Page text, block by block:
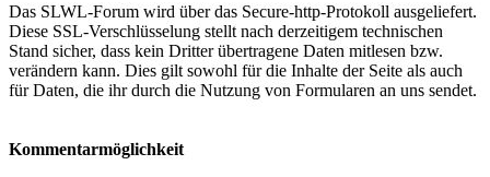
Das SLWL-Forum wird über das Secure-http-Protokoll ausgeliefert.
Diese SSL-Verschlüsselung stellt nach derzeitigem technischen
Stand sicher, dass kein Dritter übertragene Daten mitlesen bzw.
verändern kann. Dies gilt sowohl für die Inhalte der Seite als auch
für Daten, die ihr durch die Nutzung von Formularen an uns sendet.
Kommentarmöglichkeit